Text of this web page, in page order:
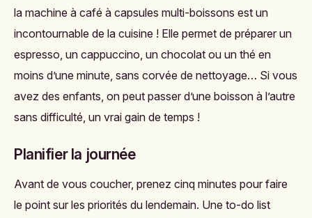
la machine à café à capsules multi-boissons est un
incontournable de la cuisine ! Elle permet de préparer un
espresso, un cappuccino, un chocolat ou un thé en
moins d’une minute, sans corvée de nettoyage… Si vous
avez des enfants, on peut passer d’une boisson à l’autre
sans difficulté, un vrai gain de temps !
Planifier la journée
Avant de vous coucher, prenez cinq minutes pour faire
le point sur les priorités du lendemain. Une to-do list